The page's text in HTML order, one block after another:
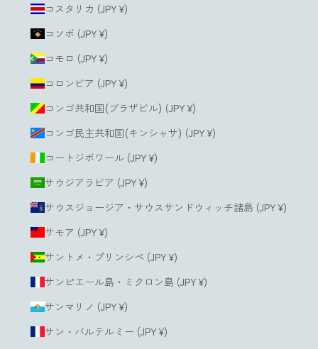
コスタリカ (JPY ¥)
コソボ (JPY ¥)
コモロ (JPY ¥)
コロンビア (JPY ¥)
コンゴ共和国(ブラザビル) (JPY ¥)
コンゴ民主共和国(キンシャサ) (JPY ¥)
コートジボワール (JPY ¥)
サウジアラビア (JPY ¥)
サウスジョージア・サウスサンドウィッチ諸島 (JPY ¥)
サモア (JPY ¥)
サントメ・プリンシペ (JPY ¥)
サンピエール島・ミクロン島 (JPY ¥)
サンマリノ (JPY ¥)
サン・バルテルミー (JPY ¥)